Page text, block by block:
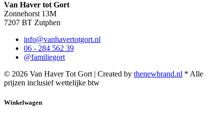
Van Haver tot Gort
Zonnehorst 13M
7207 BT Zutphen
info@vanhavertotgort.nl
06 - 284 562 39
@familiegort
© 2026 Van Haver Tot Gort | Created by thenewbrand.nl * Alle
prijzen inclusief wettelijke btw
Winkelwagen